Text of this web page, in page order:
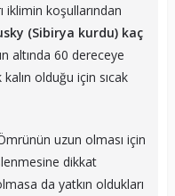
iklimin koşullarından
(Sibirya kurdu) kaç
altında 60 dereceye
olduğu için sıcak
uzun olması için
dikkat
da yatkın oldukları